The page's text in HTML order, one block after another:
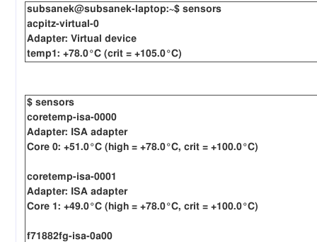
subsanek@subsanek-laptop:~$ sensors
acpitz-virtual-0
Adapter: Virtual device
temp1: +78.0°C (crit = +105.0°C)
$ sensors
coretemp-isa-0000
Adapter: ISA adapter
Core 0: +51.0°C (high = +78.0°C, crit = +100.0°C)
coretemp-isa-0001
Adapter: ISA adapter
Core 1: +49.0°C (high = +78.0°C, crit = +100.0°C)
f71882fg-isa-0a00